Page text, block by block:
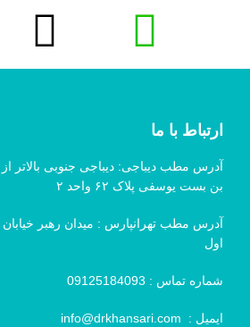
ارتباط با ما
آدرس مطب دیباجی: دیباجی جنوبی بالاتر
بن بست یوسفی پلاک ۶۲ واحد ۲
اول
شماره تماس :
ایمیل : info@drkhansari.com